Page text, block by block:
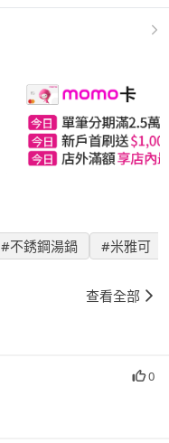
#不銹鋼湯鍋 #米雅可
查看全部
0